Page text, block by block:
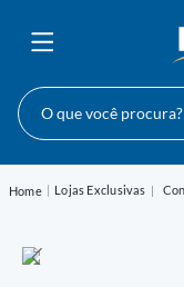
O que você
Lojas Exclusivas